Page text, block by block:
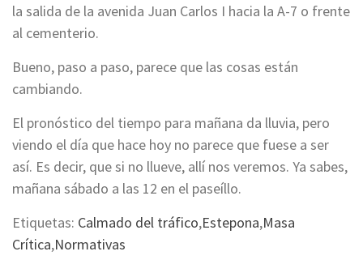
la salida de la avenida Juan Carlos I hacia la A-7 o frente
al cementerio.
Bueno, paso a paso, parece que las cosas están
cambiando.
El pronóstico del tiempo para mañana da lluvia, pero
viendo el día que hace hoy no parece que fuese a ser
así. Es decir, que si no llueve, allí nos veremos. Ya sabes,
mañana sábado a las 12 en el paseíllo.
Etiquetas: Calmado del tráfico,Estepona,Masa
Crítica,Normativas